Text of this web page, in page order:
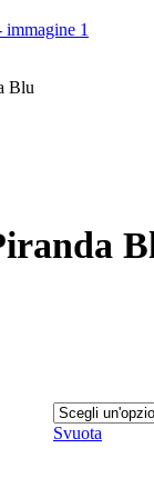
Blu
Svuota